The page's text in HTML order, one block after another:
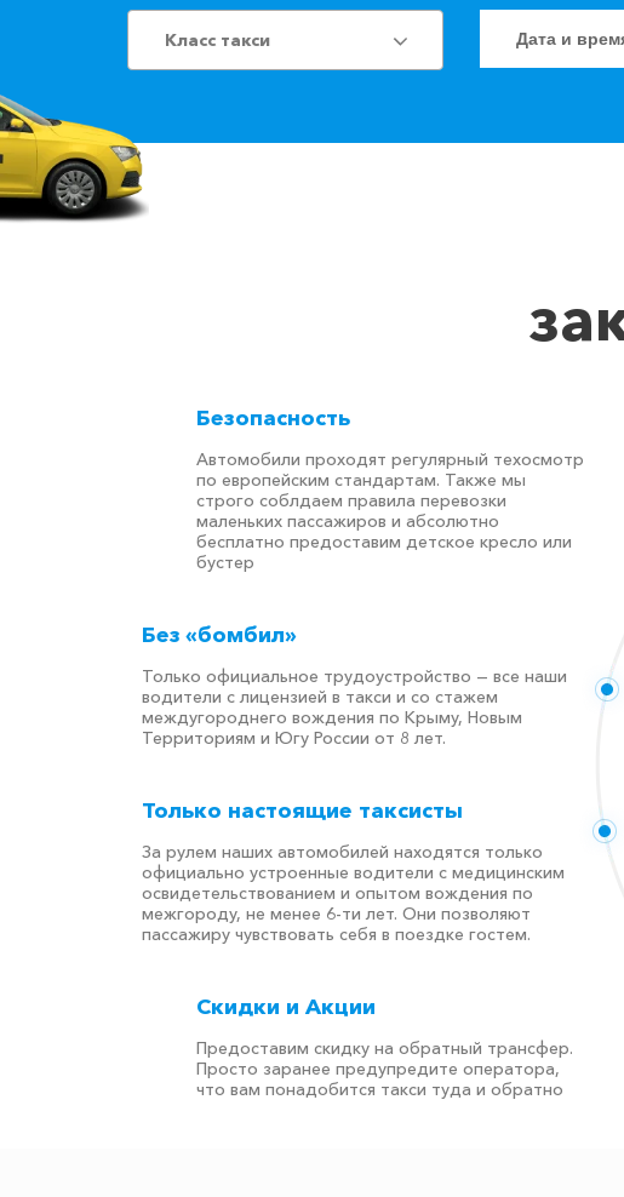
Класс такси
Безопасность
Автомобили проходят регулярный техосмотр
по европейским стандартам. Также мы
строго соблдаем правила перевозки
маленьких пассажиров и абсолютно
бесплатно предоставим детское кресло или
бустер
Без «бомбил»
Только официальное трудоустройство — все наши
водители с лицензией в такси и со стажем
междугороднего вождения по Крыму, Новым
Территориям и Югу России от 8 лет.
Только настоящие таксисты
За рулем наших автомобилей находятся только
официально устроенные водители с медицинским
освидетельствованием и опытом вождения по
межгороду, не менее 6-ти лет. Они позволяют
пассажиру чувствовать себя в поездке гостем.
Скидки и Акции
Предоставим скидку на обратный трансфер.
Просто заранее предупредите оператора,
что вам понадобится такси туда и обратно